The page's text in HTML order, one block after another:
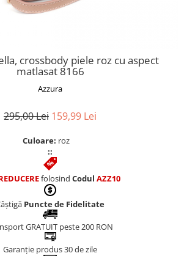
crossbody piele roz cu aspect
matlasat 8166
Azzura
295,00 Lei 159,99 Lei
Culoare: roz
::
folosind Codul AZZ10
Puncte de Fidelitate
GRATUIT peste 200 RON
Garanție produs 30 de zile